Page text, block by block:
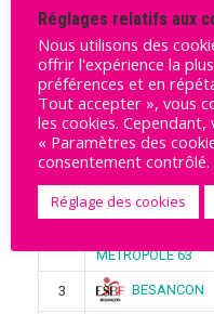
Ligue
1 STELLA
METROPOLE 63
3 BESANCON
Réglages relatifs aux
Nous utilisons des
offrir l'expérience la
préférences et en
Tout accepter », vous
les cookies.
« Paramètres des
consentement contrôlé.
Réglage des cookies